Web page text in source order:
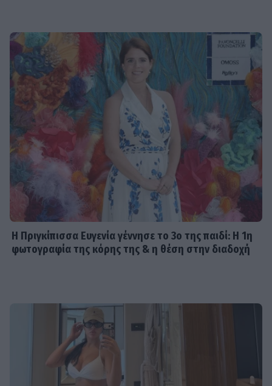
Η Πριγκίπισσα Ευγενία γέννησε το 3ο της παιδί: Η 1η
φωτογραφία της κόρης της & η θέση στην διαδοχή